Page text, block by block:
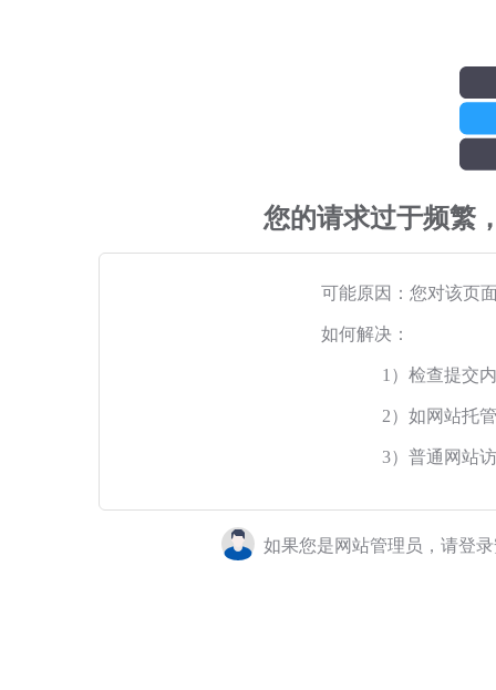
您的请求过于频繁
可能原因：您对该页
如何解决：
1）检查提交
2）如网站托
3）普通网站
如果您是网站管理员，请登